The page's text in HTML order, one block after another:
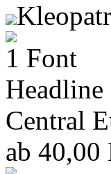
1 Font
Headline
Central
ab 40,00